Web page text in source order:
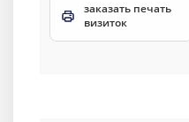
заказать печать
визиток